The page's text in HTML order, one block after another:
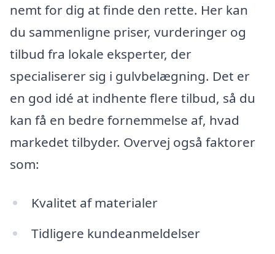
nemt for dig at finde den rette. Her kan
du sammenligne priser, vurderinger og
tilbud fra lokale eksperter, der
specialiserer sig i gulvbelægning. Det er
en god idé at indhente flere tilbud, så du
kan få en bedre fornemmelse af, hvad
markedet tilbyder. Overvej også faktorer
som:
Kvalitet af materialer
Tidligere kundeanmeldelser